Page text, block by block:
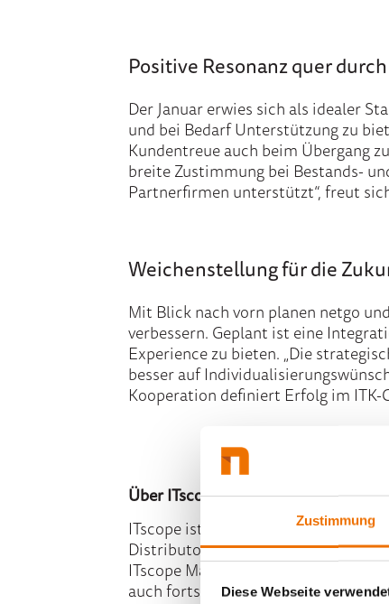
Zustimmung
Diese Webseite
Positive Resonanz quer
Der Januar erwies sich als idealer
und bei Bedarf Unterstützung zu
Kundentreue auch beim Übergang
breite Zustimmung bei Bestands-
Partnerfirmen unterstützt“, freut
Weichenstellung für die
Mit Blick nach vorn planen netgo
verbessern. Geplant ist eine
Experience zu bieten. „Die
besser auf
Kooperation definiert Erfolg im ITK-
Über ITscope
ITscope ist eine führende Plattform
Distributoren und Hersteller bei
ITscope Markttransparenz für über
auch fortschrittliche B2B Shops.